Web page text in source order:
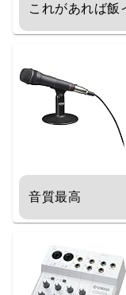
これがあれば飯
音質最高